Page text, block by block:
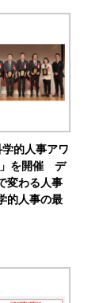
学的人事アワ
を開催 デ
変わる人事
人事の最